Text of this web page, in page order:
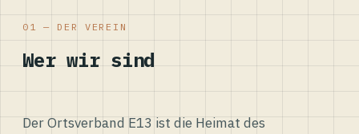
01 — DER VEREIN
Wer wir sind
Der Ortsverband E13 ist die Heimat des